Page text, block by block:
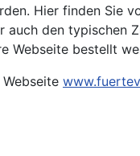
Hier finden Sie
auch den typischen
Webseite bestellt